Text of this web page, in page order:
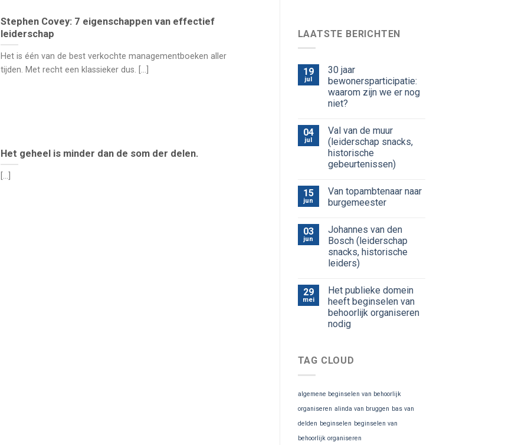
Stephen Covey: 7 eigenschappen van effectief
leiderschap
Het is één van de best verkochte managementboeken aller
tijden. Met recht een klassieker dus. [...]
Het geheel is minder dan de som der delen.
[...]
LAATSTE BERICHTEN
19
jul
30 jaar
bewonersparticipatie:
waarom zijn we er nog
niet?
04
jul
Val van de muur
(leiderschap snacks,
historische
gebeurtenissen)
15
jun
Van topambtenaar naar
burgemeester
03
jun
Johannes van den
Bosch (leiderschap
snacks, historische
leiders)
29
mei
Het publieke domein
heeft beginselen van
behoorlijk organiseren
nodig
TAG CLOUD
algemene beginselen van behoorlijk
organiseren alinda van bruggen bas van
delden beginselen beginselen van
behoorlijk organiseren